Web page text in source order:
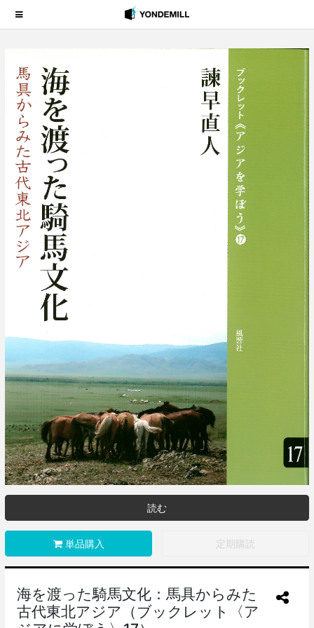
読む
単品購入 定期購読
海を渡った騎馬文化：馬具からみた
古代東北アジア（ブックレット〈ア